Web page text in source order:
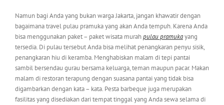
Namun bagi Anda yang bukan warga Jakarta, jangan khawatir dengan
bagaimana travel pulau pramuka yang akan Anda tempuh. Karena Anda
bisa menggunakan paket – paket wisata murahpulau pramukayang
tersedia. Di pulau tersebut Anda bisa melihat penangkaran penyu sisik,
penangkaran hiu di keramba. Menghabiskan malam di tepi pantai
sambil bersendau gurau bersama keluarga, teman maupun pacar. Makan
malam di restoran terapung dengan suasana pantai yang tidak bisa
digambarkan dengan kata – kata. Pesta barbeque juga merupakan
fasilitas yang disediakan dari tempat tinggal yang Anda sewa selama di